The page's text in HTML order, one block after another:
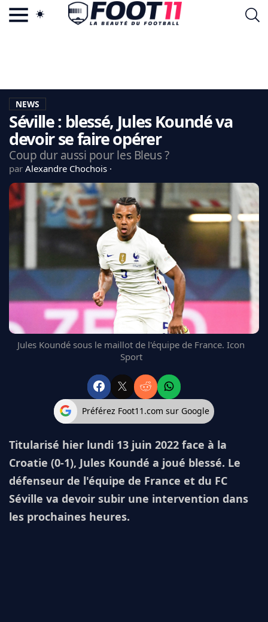
LA CHARTE
VIE PRIVÉE
CGU
CONTACTEZ-NOUS
MERCATO
CDM 2026
REAL MADRID
MANCHESTER UNITED
CHELSEA
ARSENAL
BAYERN
L'AVIS DE LA RÉDAC'
NEWS
Séville : blessé, Jules Koundé va
devoir se faire opérer
Coup dur aussi pour les Bleus ?
par Alexandre Chochois
Jules Koundé sous le maillot de l'équipe de France. Icon
Sport
Préférez Foot11.com sur Google
Titularisé hier lundi 13 juin 2022 face à la
Croatie (0-1), Jules Koundé a joué blessé. Le
défenseur de l'équipe de France et du FC
Séville va devoir subir une intervention dans
les prochaines heures.